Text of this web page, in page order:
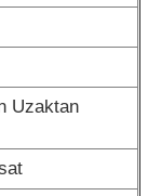
Uzaktan